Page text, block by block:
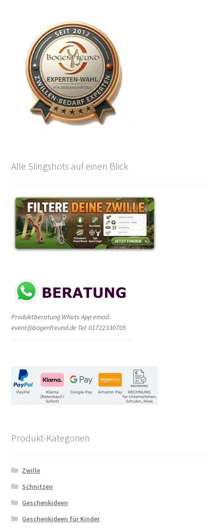
Alle Slingshots auf einen Blick
Produktberatung Whats App email:
event@bogenfreund.de Tel: 01722330705
Produkt-Kategorien
Zwille
Schnitzen
Geschenkideen
Geschenkideen für Kinder